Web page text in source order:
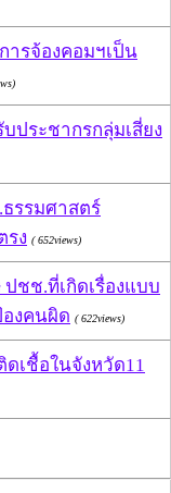
ารจ้องคอมฯเป็น
ประชากรกลุ่มเสี่ยง
รรมศาสตร์
ง ( 652views)
ชช.ที่เกิดเรื่องแบบ
งคนผิด ( 622views)
เชื้อในจังหวัด11